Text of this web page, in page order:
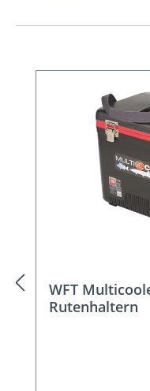
WFT
Rutenhaltern